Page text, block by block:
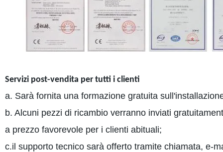
Servizi post-vendita per tutti i clienti
a. Sarà fornita una formazione gratuita
b. Alcuni pezzi di ricambio verranno inviati
a prezzo favorevole per i clienti abituali;
c.il supporto tecnico sarà offerto tramite chiamata, e-